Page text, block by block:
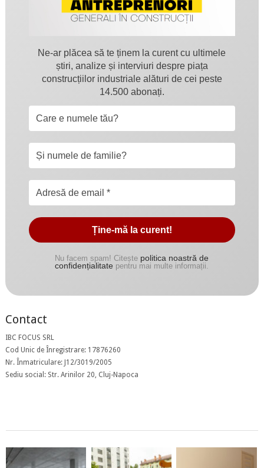
Ne-ar plăcea să te ținem la curent cu ultimele
știri, analize și interviuri despre piața
construcțiilor industriale alături de cei peste
14.500 abonați.
Nu facem spam! Citește politica noastră de
confidențialitate pentru mai multe informații.
Contact
IBC FOCUS SRL
Cod Unic de Înregistrare: 17876260
Nr. Înmatriculare: J12/3019/2005
Sediu social: Str. Arinilor 20, Cluj-Napoca